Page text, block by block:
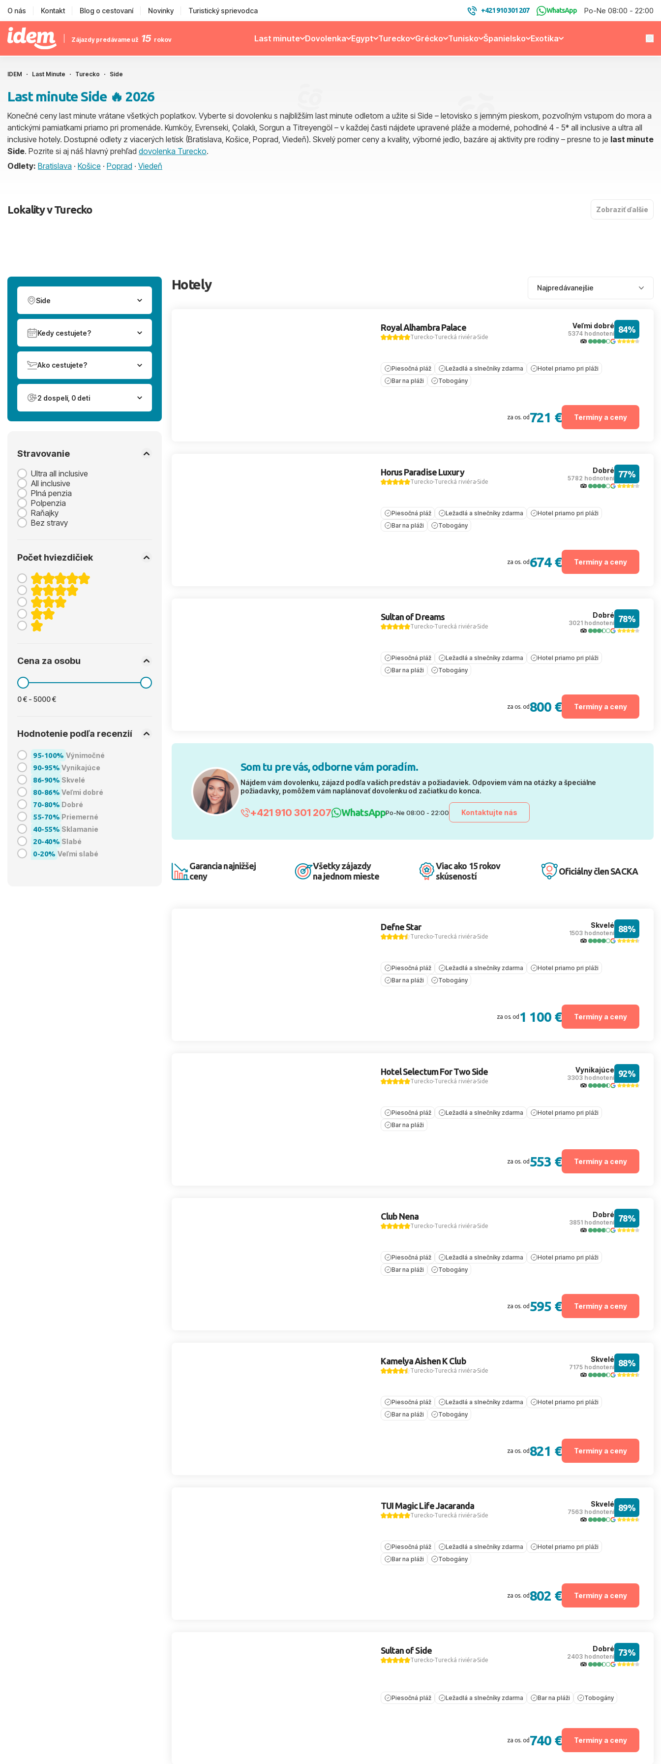
O nás Kontakt Blog o cestovaní Novinky Turistický sprievodca +421 910 301 207 WhatsApp Po-Ne 08:00 - 22:00
Zájazdy predávame už 15 rokov Last minute Dovolenka Egypt Turecko Grécko Tunisko Španielsko Exotika
IDEM Last Minute Turecko Side
Last minute Side 🔥 2026
Konečné ceny last minute vrátane všetkých poplatkov. Vyberte si dovolenku s najbližším last minute odletom a užite si Side – letovisko s jemným pieskom, pozvoľným vstupom do mora a
antickými pamiatkami priamo pri promenáde. Kumköy, Evrenseki, Çolaklı, Sorgun a Titreyengöl – v každej časti nájdete upravené pláže a moderné, pohodlné 4 - 5* all inclusive a ultra all
inclusive hotely. Dostupné odlety z viacerých letísk (Bratislava, Košice, Poprad, Viedeň). Skvelý pomer ceny a kvality, výborné jedlo, bazáre aj aktivity pre rodiny – presne to je last minute
Side. Pozrite si aj náš hlavný prehľad dovolenka Turecko.
Odlety: Bratislava · Košice · Poprad · Viedeň
Lokality v Turecko Zobraziť ďalšie
Side
Kedy cestujete?
Ako cestujete?
2 dospelí, 0 deti
Stravovanie
Ultra all inclusive
All inclusive
Plná penzia
Polpenzia
Raňajky
Bez stravy
Počet hviezdičiek
Cena za osobu
0 € - 5000 €
Hodnotenie podľa recenzií
95-100% Výnimočné
90-95% Vynikajúce
86-90% Skvelé
80-86% Veľmi dobré
70-80% Dobré
55-70% Priemerné
40-55% Sklamanie
20-40% Slabé
0-20% Veľmi slabé
Hotely
Royal Alhambra Palace
TureckoTurecká riviéraSide
Veľmi dobré
5374 hodnotení 84%
Piesočná pláž Ležadlá a slnečníky zdarma
Hotel priamo pri pláži
Bar na pláži
Tobogány
za os. od 721 € Termíny a ceny
Horus Paradise Luxury
TureckoTurecká riviéraSide
Dobré
5782 hodnotení 77%
Piesočná pláž Ležadlá a slnečníky zdarma
Hotel priamo pri pláži
Bar na pláži
Tobogány
za os. od 674 € Termíny a ceny
Sultan of Dreams
TureckoTurecká riviéraSide
Dobré
3021 hodnotení 78%
Piesočná pláž Ležadlá a slnečníky zdarma
Hotel priamo pri pláži
Bar na pláži
Tobogány
za os. od 800 € Termíny a ceny
Som tu pre vás, odborne vám poradím.
Nájdem vám dovolenku, zájazd podľa vašich predstáv a požiadaviek. Odpoviem vám na otázky a špeciálne
požiadavky, pomôžem vám naplánovať dovolenku od začiatku do konca.
+421 910 301 207 WhatsAppPo-Ne 08:00 - 22:00 Kontaktujte nás
Garancia najnižšej
ceny
Všetky zájazdy
na jednom mieste
Viac ako 15 rokov
skúseností
Oficiálny člen SACKA
Defne Star
TureckoTurecká riviéraSide
Skvelé
1503 hodnotení 88%
Piesočná pláž Ležadlá a slnečníky zdarma
Hotel priamo pri pláži
Bar na pláži
Tobogány
za os. od 1 100 € Termíny a ceny
Hotel Selectum For Two Side
TureckoTurecká riviéraSide
Vynikajúce
3303 hodnotení 92%
Piesočná pláž Ležadlá a slnečníky zdarma
Hotel priamo pri pláži
Bar na pláži
za os. od 553 € Termíny a ceny
Club Nena
TureckoTurecká riviéraSide
Dobré
3851 hodnotení 78%
Piesočná pláž Ležadlá a slnečníky zdarma
Hotel priamo pri pláži
Bar na pláži
Tobogány
za os. od 595 € Termíny a ceny
Kamelya Aishen K Club
TureckoTurecká riviéraSide
Skvelé
7175 hodnotení 88%
Piesočná pláž Ležadlá a slnečníky zdarma
Hotel priamo pri pláži
Bar na pláži
Tobogány
za os. od 821 € Termíny a ceny
TUI Magic Life Jacaranda
TureckoTurecká riviéraSide
Skvelé
7563 hodnotení 89%
Piesočná pláž Ležadlá a slnečníky zdarma
Hotel priamo pri pláži
Bar na pláži
Tobogány
za os. od 802 € Termíny a ceny
Sultan of Side
TureckoTurecká riviéraSide
Dobré
2403 hodnotení 73%
Piesočná pláž Ležadlá a slnečníky zdarma Bar na pláži Tobogány
za os. od 740 € Termíny a ceny